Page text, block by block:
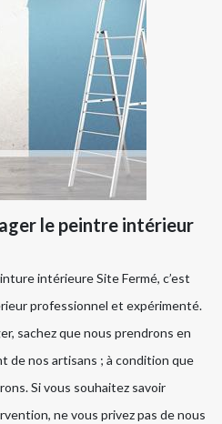
le peintre intérieur
intérieure Site Fermé, c’est
professionnel et expérimenté.
sachez que nous prendrons en
de nos artisans ; à condition que
Si vous souhaitez savoir
ne vous privez pas de nous